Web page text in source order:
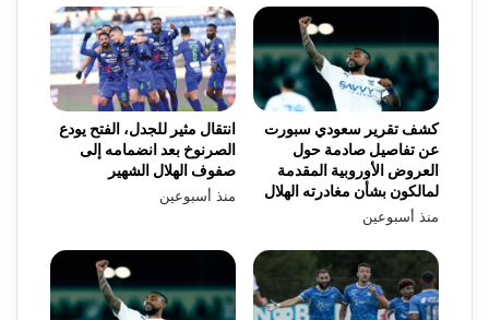
انتقال مثير للجدل، الفتح يودع
الصرنوخ بعد انضمامه إلى
صفوف الهلال الشهير
منذ أسبوعين
كشف تقرير سعودي سبورت
عن تفاصيل صادمة حول
العروض الأوروبية المقدمة
لمالكون بشأن مغادرته الهلال
منذ أسبوعين